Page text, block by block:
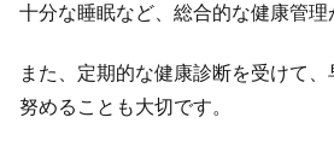
十分な睡眠など、総合的な健康管理
また、定期的な健康診断を受けて
努めることも大切です。